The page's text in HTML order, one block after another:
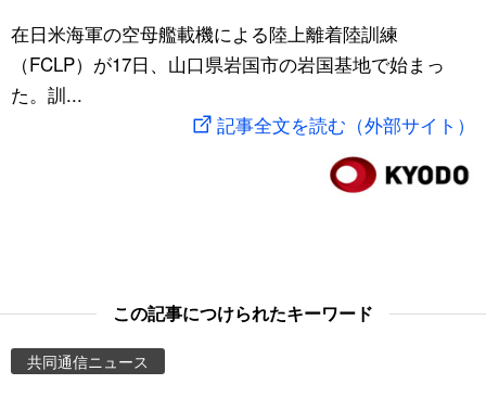
文化
動画/Live
People
スポーツ・東京2020
在日米海軍の空母艦載機による陸上離着陸訓練
（FCLP）が17日、山口県岩国市の岩国基地で始まっ
た。訓...
記事全文を読む（外部サイト）
この記事につけられたキーワード
共同通信ニュース